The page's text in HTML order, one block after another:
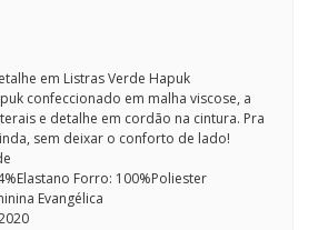
em Listras Verde Hapuk
confeccionado em malha viscose, a
e detalhe em cordão na cintura. Pra
sem deixar o conforto de lado!
Forro: 100%Poliester
Evangélica